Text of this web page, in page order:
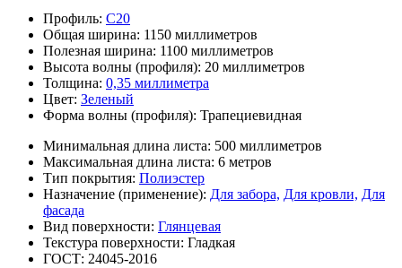
Профиль: С20
Общая ширина: 1150 миллиметров
Полезная ширина: 1100 миллиметров
Высота волны (профиля): 20 миллиметров
Толщина: 0,35 миллиметра
Цвет: Зеленый
Форма волны (профиля): Трапециевидная
Минимальная длина листа: 500 миллиметров
Максимальная длина листа: 6 метров
Тип покрытия: Полиэстер
Назначение (применение): Для забора, Для кровли, Для
фасада
Вид поверхности: Глянцевая
Текстура поверхности: Гладкая
ГОСТ: 24045-2016